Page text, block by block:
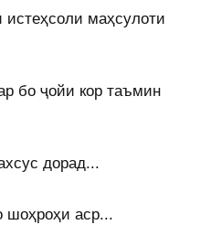
маҳсулоти
бо ҷойи кор таъмин
дорад...
шоҳроҳи аср...